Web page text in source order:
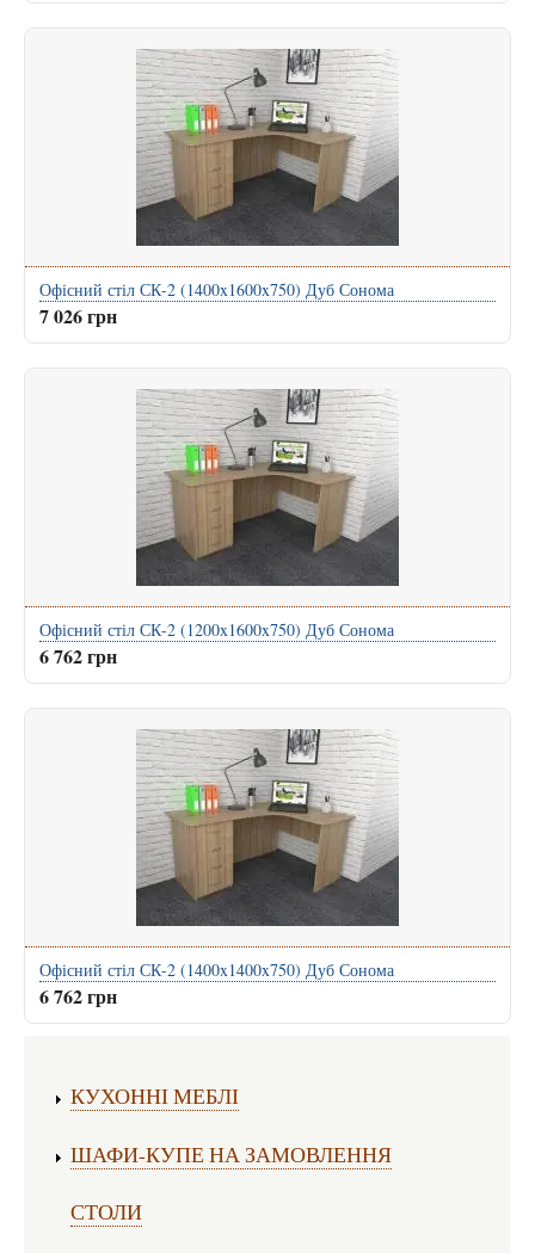
Офісний стіл СК-2 (1400x1600x750) Дуб Сонома
7 026 грн
Офісний стіл СК-2 (1200x1600x750) Дуб Сонома
6 762 грн
Офісний стіл СК-2 (1400x1400x750) Дуб Сонома
6 762 грн
КУХОННІ МЕБЛІ
ШАФИ-КУПЕ НА ЗАМОВЛЕННЯ
СТОЛИ